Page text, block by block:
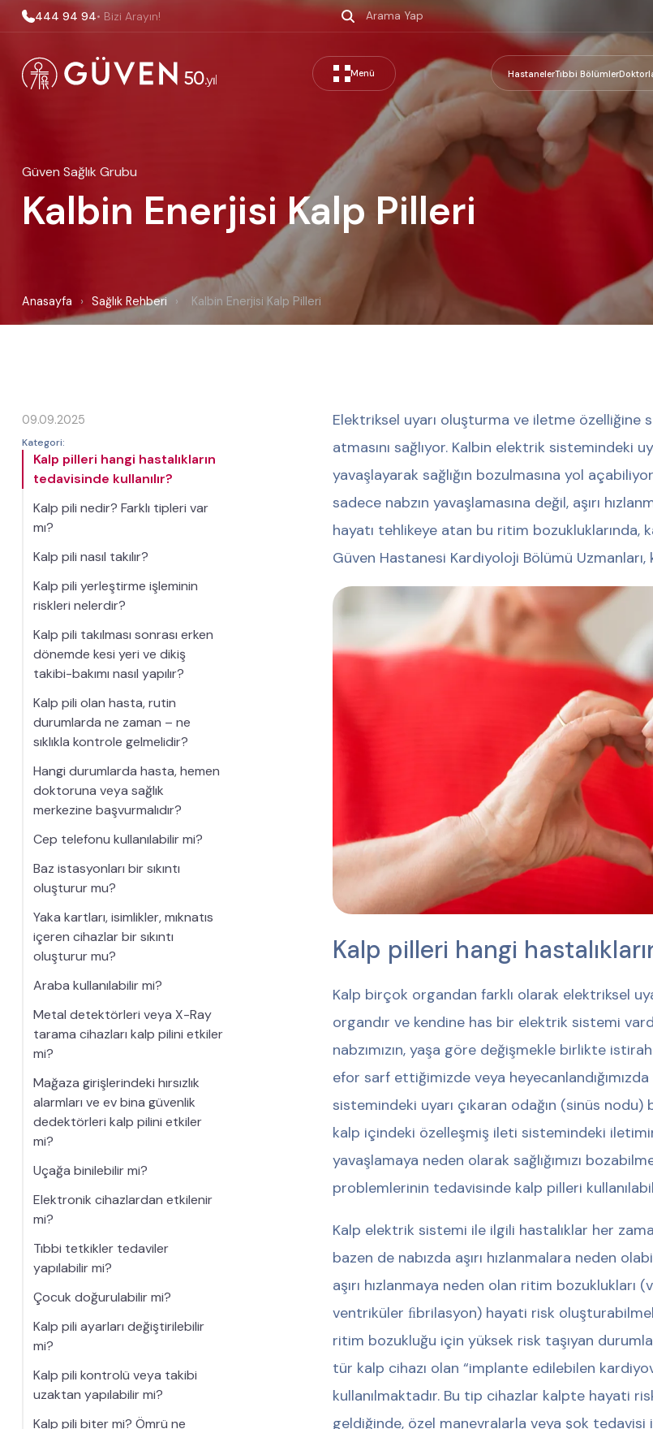
444 94 94• Bizi Arayın!
Menü HastanelerTıbbi Bölümler
Güven Sağlık Grubu
Kalbin Enerjisi Kalp Pilleri
Anasayfa › Sağlık Rehberi › Kalbin Enerjisi Kalp Pilleri
09.09.2025
Kategori:
Kalp pilleri hangi hastalıkların
tedavisinde kullanılır?
Kalp pili nedir? Farklı tipleri var
mı?
Kalp pili nasıl takılır?
Kalp pili yerleştirme işleminin
riskleri nelerdir?
Kalp pili takılması sonrası erken
dönemde kesi yeri ve dikiş
takibi-bakımı nasıl yapılır?
Kalp pili olan hasta, rutin
durumlarda ne zaman – ne
sıklıkla kontrole gelmelidir?
Hangi durumlarda hasta, hemen
doktoruna veya sağlık
merkezine başvurmalıdır?
Cep telefonu kullanılabilir mi?
Baz istasyonları bir sıkıntı
oluşturur mu?
Yaka kartları, isimlikler, mıknatıs
içeren cihazlar bir sıkıntı
oluşturur mu?
Araba kullanılabilir mi?
Metal detektörleri veya X-Ray
tarama cihazları kalp pilini etkiler
mi?
Mağaza girişlerindeki hırsızlık
alarmları ve ev bina güvenlik
dedektörleri kalp pilini etkiler
mi?
Uçağa binilebilir mi?
Elektronik cihazlardan etkilenir
mi?
Tıbbi tetkikler tedaviler
yapılabilir mi?
Çocuk doğurulabilir mi?
Kalp pili ayarları değiştirilebilir
mi?
Kalp pili kontrolü veya takibi
uzaktan yapılabilir mi?
Kalp pili biter mi? Ömrü ne
Elektriksel uyarı oluşturma ve iletme özelliğine
atmasını sağlıyor. Kalbin elektrik sistemindeki
yavaşlayarak sağlığın bozulmasına yol
sadece nabzın yavaşlamasına değil, aşırı
hayatı tehlikeye atan bu ritim
Güven Hastanesi Kardiyoloji Bölümü
Kalp pilleri hangi
Kalp birçok organdan farklı olarak elektriksel
organdır ve kendine has bir elektrik sistemi
nabzımızın, yaşa göre değişmekle birlikte
efor sarf ettiğimizde veya
sistemindeki uyarı çıkaran odağın (sinüs nodu)
kalp içindeki özelleşmiş ileti sistemindeki
yavaşlamaya neden olarak sağlığımızı
problemlerinin tedavisinde kalp pilleri
Kalp elektrik sistemi ile ilgili hastalıklar her
bazen de nabızda aşırı hızlanmalara neden
aşırı hızlanmaya neden olan ritim
ventriküler ﬁbrilasyon) hayati risk
ritim bozukluğu için yüksek risk taşıyan
tür kalp cihazı olan “implante edilebilen
kullanılmaktadır. Bu tip cihazlar kalpte hayati
geldiğinde, özel manevralarla veya şok